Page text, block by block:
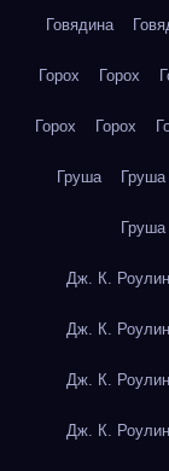
Говядина
Горох Горох
Горох Горох
Груша Груша
Груша
Дж. К.
Дж. К.
Дж. К.
Дж. К.